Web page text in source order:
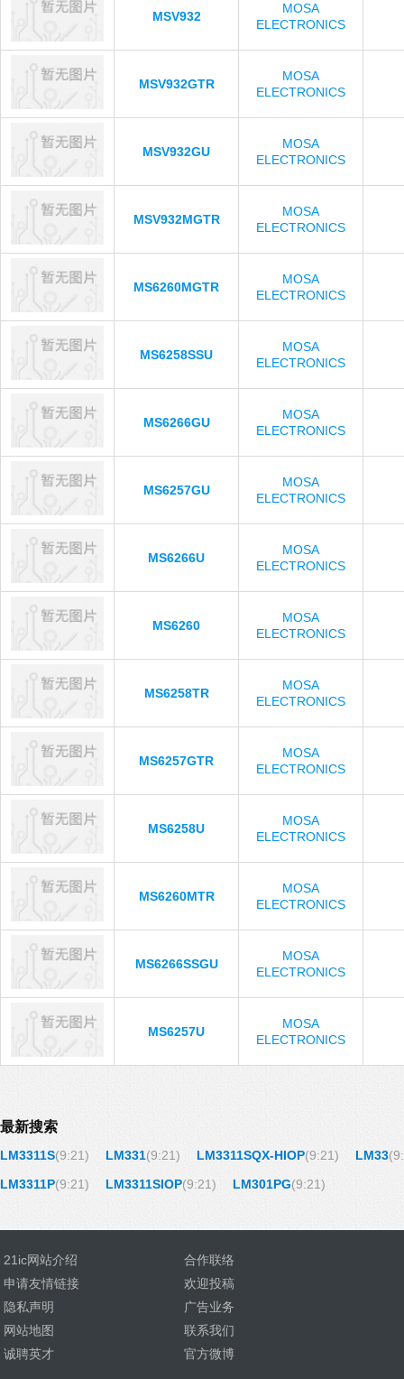
MSV932
MOSA
ELECTRONICS
MSV932GTR
MOSA
ELECTRONICS
MSV932GU
MOSA
ELECTRONICS
MSV932MGTR
MOSA
ELECTRONICS
MS6260MGTR
MOSA
ELECTRONICS
MS6258SSU
MOSA
ELECTRONICS
MS6266GU
MOSA
ELECTRONICS
MS6257GU
MOSA
ELECTRONICS
MS6266U
MOSA
ELECTRONICS
MS6260
MOSA
ELECTRONICS
MS6258TR
MOSA
ELECTRONICS
MS6257GTR
MOSA
ELECTRONICS
MS6258U
MOSA
ELECTRONICS
MS6260MTR
MOSA
ELECTRONICS
MS6266SSGU
MOSA
ELECTRONICS
MS6257U
MOSA
ELECTRONICS
最新搜索
LM3311S(9:21) LM331(9:21) LM3311SQX-HIOP(9:21) LM33
LM3311P(9:21) LM3311SIOP(9:21) LM301PG(9:21)
21ic网站介绍
合作联络
申请友情链接
欢迎投稿
隐私声明
广告业务
网站地图
联系我们
诚聘英才
官方微博